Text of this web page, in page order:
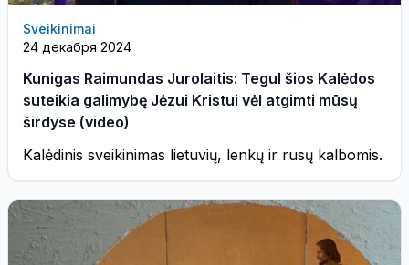
Sveikinimai
24 декабря 2024
Kunigas Raimundas Jurolaitis: Tegul šios Kalėdos
suteikia galimybę Jėzui Kristui vėl atgimti mūsų
širdyse (video)
Kalėdinis sveikinimas lietuvių, lenkų ir rusų kalbomis.